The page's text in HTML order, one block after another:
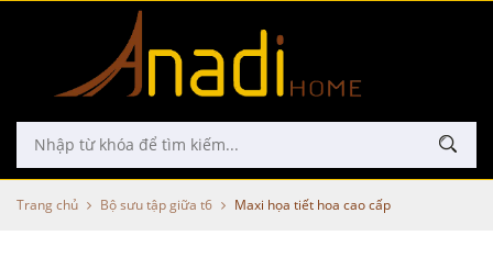
Trang chủ Bộ sưu tập giữa t6 Maxi họa tiết hoa cao cấp